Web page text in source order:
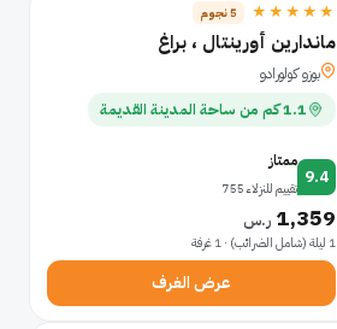
★★★★★ 5 نجوم
ماندارين أورينتال ، براغ
بوزو كولورادو
1.1 كم من ساحة المدينة القديمة
9.4
ممتاز
تقييم للنزلاء 755
1,359 ر.س
1 ليلة (شامل الضرائب) · 1 غرفة
عرض الغرف